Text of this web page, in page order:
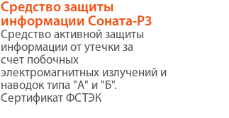
Средство защиты
информации Соната-Р3
Cредство активной защиты
информации от утечки за
счет побочных
электромагнитных излучений и
наводок типа "А" и "Б".
Сертификат ФСТЭК